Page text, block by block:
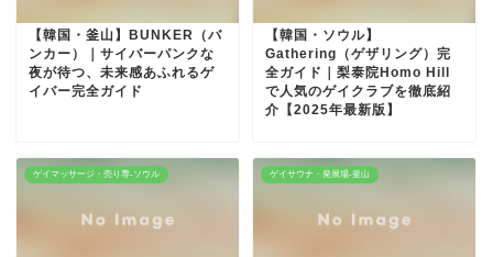
【韓国・釜山】BUNKER（バ
ンカー）｜サイバーパンクな
夜が待つ、未来感あふれるゲ
イバー完全ガイド
【韓国・ソウル】
Gathering（ゲザリング）完
全ガイド｜梨泰院Homo Hill
で人気のゲイクラブを徹底紹
介【2025年最新版】
ゲイマッサージ・売り専-ソウル ゲイサウナ・発展場-釜山